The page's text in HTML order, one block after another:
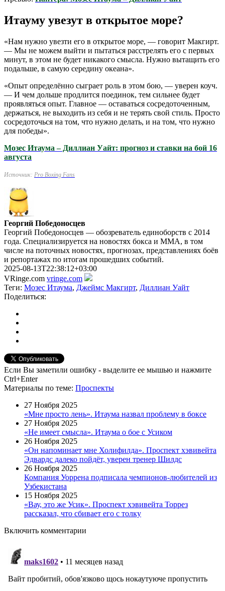
Итауму увезут в открытое море?
«Нам нужно увезти его в открытое море, — говорит Макгирт.
— Мы не можем выйти и пытаться расстрелять его с первых
минут, в этом не будет никакого смысла. Нужно вытащить его
подальше, в самую середину океана».
«Опыт определённо сыграет роль в этом бою, — уверен коуч.
— И чем дольше продлится поединок, тем сильнее будет
проявляться опыт. Главное — оставаться сосредоточенным,
держаться, не выходить из себя и не терять свой стиль. Просто
сосредоточься на том, что нужно делать, и на том, что нужно
для победы».
Мозес Итаума – Диллиан Уайт: прогноз и ставки на бой 16
августа
Источник: Pro Boxing Fans
Георгий Победоносцев
Георгий Победоносцев — обозреватель единоборств с 2014
года. Специализируется на новостях бокса и ММА, в том
числе на поточных новостях, прогнозах, представлениях боёв
и репортажах по итогам прошедших событий.
2025-08-13T22:38:12+03:00
VRinge.com vringe.com
Теги: Мозес Итаума, Джеймс Макгирт, Диллиан Уайт
Поделиться:
Если Вы заметили ошибку - выделите ее мышью и нажмите
Ctrl+Enter
Материалы по теме: Проспекты
27 Ноября 2025
«Мне просто лень». Итаума назвал проблему в боксе
27 Ноября 2025
«Не имеет смысла». Итаума о бое с Усиком
26 Ноября 2025
«Он напоминает мне Холифилда». Проспект хэвивейта
Эдвардс далеко пойдёт, уверен тренер Шилдс
26 Ноября 2025
Компания Уоррена подписала чемпионов-любителей из
Узбекистана
15 Ноября 2025
«Вау, это же Усик». Проспект хэвивейта Торрез
рассказал, что сбивает его с толку
Включить комментарии